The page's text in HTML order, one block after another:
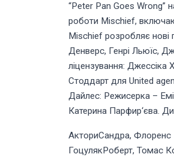
“Peter Pan Goes Wrong”
роботи Mischief,
Mischief розробляє
Денверс, Генрі Льюїс,
ліцензування: Джессіка
Стоддарт для United
Дайлес: Режисерка –
Катерина Парфир‘єва.
АкториСандра, Флоренс
ГоцулякРоберт, Томас